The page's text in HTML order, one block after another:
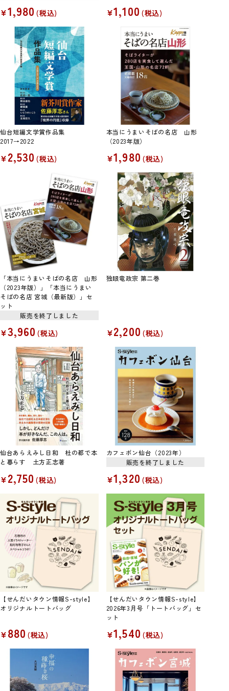
¥1,980 税込 ¥1,100 税込
仙台短編文学賞作品集
2017→2022
¥2,530 税込
本当にうまいそばの名店 山形
（2023年版）
¥1,980 税込
「本当にうまいそばの名店 山形
（2023年版）」「本当にうまい
そばの名店 宮城（最新版）」セ
ット
販売を終了しました
¥3,960 税込
独眼竜政宗 第二巻
¥2,200 税込
仙台あらえみし日和 杜の都で本
と暮らす 土方正志著
¥2,750 税込
カフェボン仙台（2023年）
販売を終了しました
¥1,320 税込
【せんだいタウン情報S-style】
オリジナルトートバッグ
¥880 税込
【せんだいタウン情報S-style】
2026年3月号「トートバッグ」セ
ット
¥1,540 税込